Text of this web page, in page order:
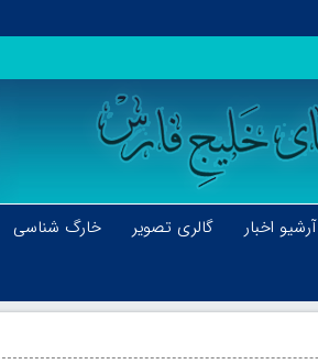
آرشیو اخبار گالری تصویر خارگ شناسی